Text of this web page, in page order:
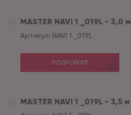
MASTER NAVI 1 _019L - 3,0 м
Артикул: NAVI 1 _019L
ПОДРОБНЕЕ
MASTER NAVI 1 _019L - 3,5 м